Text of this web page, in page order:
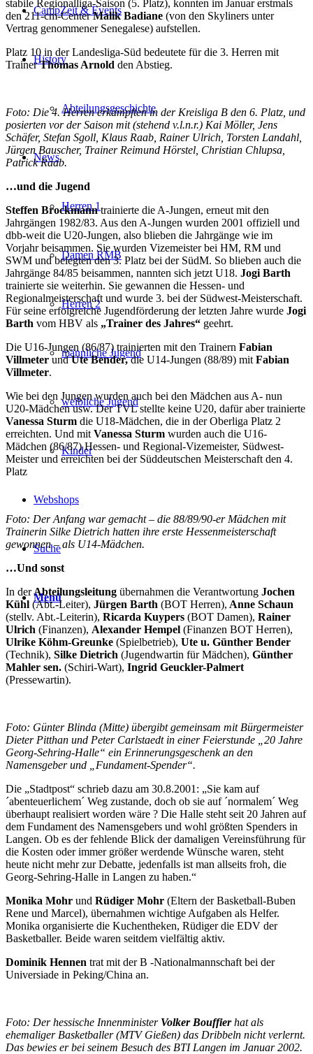
CampZeit & Events
History
Abteilungsgeschichte
News
Herren 1
Damen RMB
Herren 2
männliche Jugend
weibliche Jugend
Kinder
Webshops
Suche
Menü
stabile Regionalliga-Saison (5. Platz), konnten im Januar erstmals
den 211-cm-CenterMalik Badiane (von den Skyliners unter
Vertrag genommener Senegalese) aufstellen.
Platz 10 in der Landesliga-Süd bedeutete für die 3. Herren mit
TrainerThomas Arnold den Abstieg.
Foto: Die 4. Herren erkämpften in der Kreisliga B den 6. Platz, und
posierten vor der Saison mit (stehend v.l.n.r.) Kai Möller, Jens
Schäfer, Stefan Sgoll, Klaus Raab, Rainer Ulrich, Torsten Landahl,
Jürgen Bauscher, Trainer Reimund Hörstel, Christian Chlupsa,
Patrick Raab.
…und die Jugend
Steffen Brockmanntrainierte die A-Jungen, erneut mit den
Jahrgängen 1982/83. Aus den A-Jungen wurden 2001 offiziell und
dbb-weit die U20-Jungen, also blieben die Jahrgänge wie im
Vorjahr beisammen. Sie wurden Vizemeister bei HM, RM und
SWM und belegten den 3. Platz bei der SüdM. So blieben auch die
Jahrgänge 84/85 beisammen, nannten sich jetzt U18. Jogi Barth
trainierte sie weiterhin. Sie gewannen die Hessen- und
Regionalmeisterschaft und wurde 3. bei der Südwest-Meisterschaft.
Für seine erfolgreiche Jugendförderung der letzten Jahre wurde Jogi
Barth vom HBV als „Trainer des Jahres“ geehrt.
Die U16-Jungen (86/87) trainierten mit den Trainern Fabian
VillmeterundUte Bender,die U14-Jungen (88/89) mit Fabian
Villmeter.
Wie bei den Jungen wurden auch bei den Mädchen aus A- nun
U20-Mädchen usw. Der TVL stellte keine U20, dafür aber trainierte
Vanessa Sturm die U18-Mädchen, die in der Oberliga Platz 2
erreichten. Und mit Vanessa Sturm wurden auch die U16-
Mädchen (86/87) Hessen- und Regional-Vizemeister, Südwest-
Meister und erreichten bei der Süddeutschen Meisterschaft den 4.
Platz
Foto: Der Anfang war gemacht – die 88/89/90-er Mädchen mit
Trainerin Silke Dietrich hatten ihre erste Hessenmeisterschaft
gewonnen – als U14-Mädchen.
…Und sonst
In derAbteilungsleitung übernahmen die Verantwortung Jochen
Kühl (Abt.-Leiter), Jürgen Barth (BOT Herren), Anne Schaun
(stellv. Abt.-Leiterin), Ricarda Kuypers (BOT Damen), Rainer
Ulrich (Finanzen), Alexander Hempel (Finanzen BOT Herren),
Ulrike Köhm-Greunke (Spielbetrieb), Ute u. Günther Bender
(Technik), Silke Dietrich (Jugendwartin für Mädchen), Günther
Mahler sen. (Schiri-Wart), Ingrid Geuckler-Palmert
(Pressewartin).
Foto: Günter Blinda (Mitte) übergibt gemeinsam mit Bürgermeister
Dieter Pitthan und Peter Carlstaedt in einer Feierstunde „20 Jahre
Georg-Sehring-Halle“ ein Erinnerungsgeschenk an den
Namensgeber und „Fundament-Spender“.
Die „Stadtpost“ schrieb dazu am 30.8.2001: „Sie kam auf
´abenteuerlichem´ Weg zustande, doch ob sie auf ´normalem´ Weg
überhaupt realisiert worden wäre ? Die Halle steht seit 20 Jahren auf
dem Fundament des Namensgebers und wohl größten Spenders in
Langen. Ob es der fehlende Blick der damaligen Vereinsführung für
die Kosten oder immer größer werdende Wünsche waren, steht
heute nicht mehr zur Debatte, jedenfalls ist man allseits froh, die
Georg-Sehring-Halle in Langen zu haben.“
Monika Mohr und Rüdiger Mohr (Eltern der Basketball-Buben
Rene und Marcel), übernahmen wichtige Aufgaben als Helfer.
Monika organisierte die Kuchentheken, Rüdiger die EDV der
Basketballer. Beide waren seitdem vielfältig aktiv.
Dominik Hennen trat mit der B -Nationalmannschaft bei der
Universiade in Peking/China an.
Foto: Der hessische Innenminister Volker Bouffierhat als
ehemaliger Basketballer (MTV Gießen) das Dribbeln nicht verlernt.
Das bewies er bei seinem Besuch des BTI Langen im Januar 2002.